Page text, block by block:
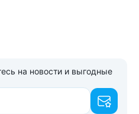
на новости и выгодные